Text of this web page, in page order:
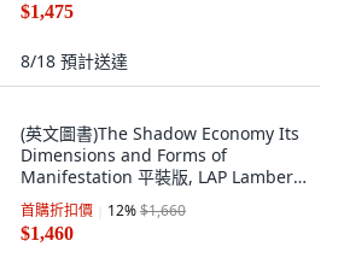
$1,475
8/18 預計送達
(英文圖書)The Shadow Economy Its
Dimensions and Forms of
Manifestation 平裝版, LAP Lambert
Academic Publis..., 英文
首購折扣價 12%$1,660
$1,460